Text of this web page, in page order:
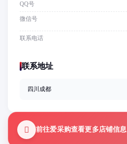
QQ号
微信号
联系电话
联系地址
四川成都
前往爱采购查看更多店铺信息